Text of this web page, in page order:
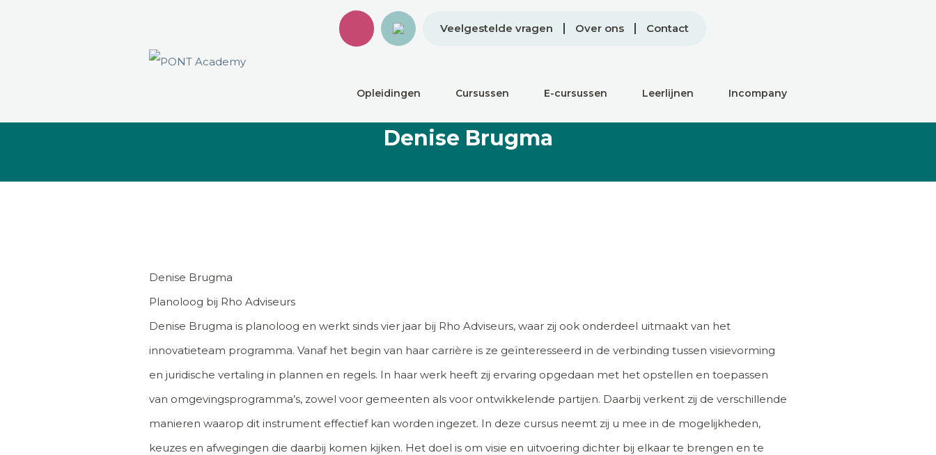
Veelgestelde vragen Over ons Contact
Opleidingen Cursussen E-cursussen Leerlijnen Incompany
Denise Brugma
Denise Brugma
Planoloog bij Rho Adviseurs
Denise Brugma is planoloog en werkt sinds vier jaar bij Rho Adviseurs, waar zij ook onderdeel uitmaakt van het
innovatieteam programma. Vanaf het begin van haar carrière is ze geïnteresseerd in de verbinding tussen visievorming
en juridische vertaling in plannen en regels. In haar werk heeft zij ervaring opgedaan met het opstellen en toepassen
van omgevingsprogramma’s, zowel voor gemeenten als voor ontwikkelende partijen. Daarbij verkent zij de verschillende
manieren waarop dit instrument effectief kan worden ingezet. In deze cursus neemt zij u mee in de mogelijkheden,
keuzes en afwegingen die daarbij komen kijken. Het doel is om visie en uitvoering dichter bij elkaar te brengen en te